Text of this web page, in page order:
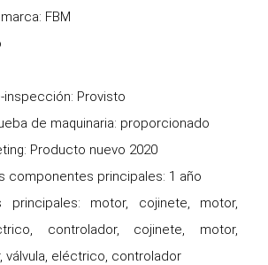
FBM
inspección: Provisto
de maquinaria: proporcionado
Producto nuevo 2020
componentes principales: 1 año
principales: motor, cojinete, motor,
controlador, cojinete, motor,
válvula, eléctrico, controlador